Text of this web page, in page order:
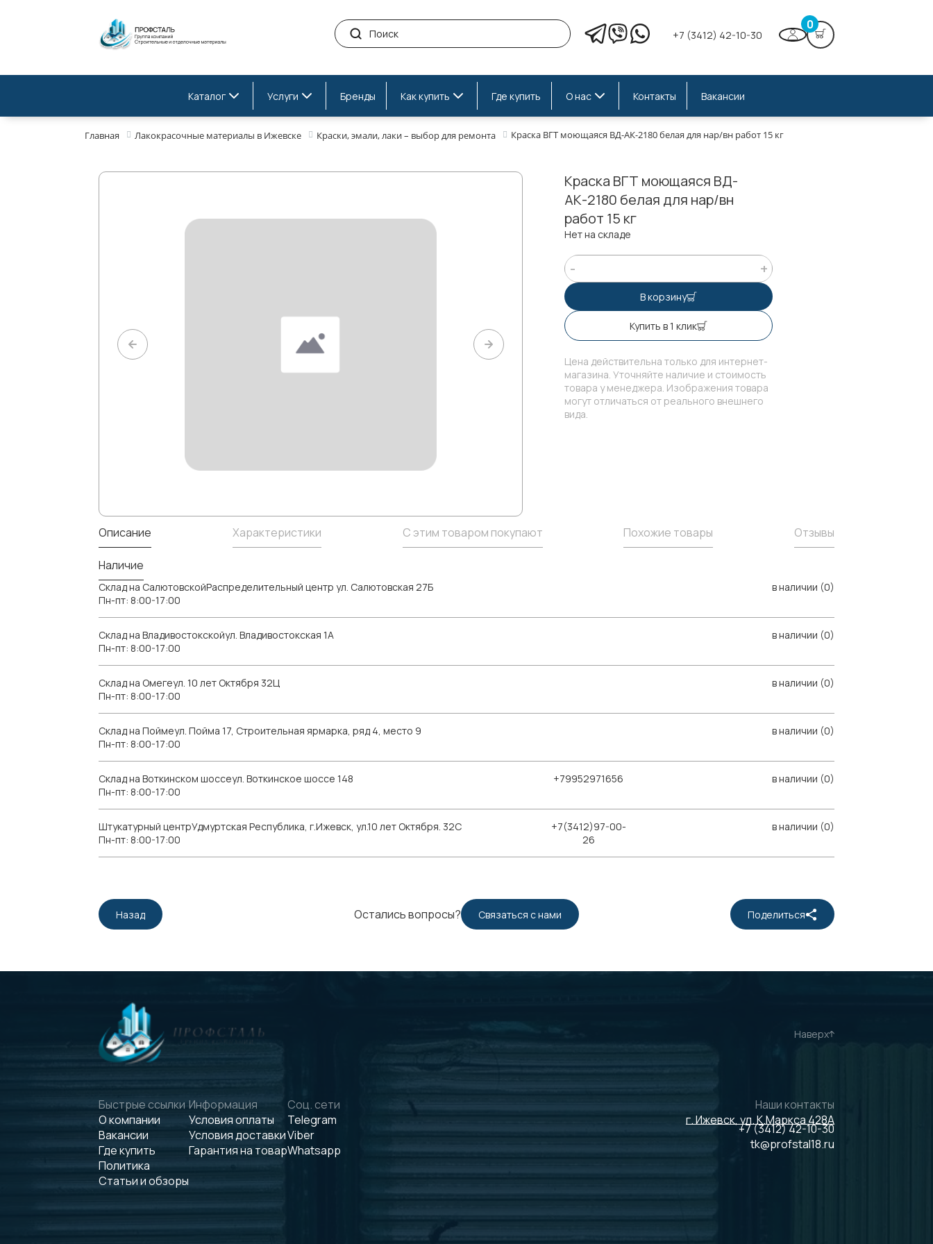
+7 (3412) 42-10-30
0
Каталог Услуги Бренды Как купить Где купить О нас Контакты Вакансии
Главная Лакокрасочные материалы в Ижевске Краски, эмали, лаки – выбор для ремонта Краска ВГТ моющаяся ВД-АК-2180 белая для нар/вн работ 15 кг
Краска ВГТ моющаяся ВД-
АК-2180 белая для нар/вн
работ 15 кг
Нет на складе
В корзину
Купить в 1 клик
Цена действительна только для интернет-
магазина. Уточняйте наличие и стоимость
товара у менеджера. Изображения товара
могут отличаться от реального внешнего
вида.
Описание Характеристики С этим товаром покупают Похожие товары Отзывы
Наличие
Склад на СалютовскойРаспределительный центр ул. Салютовская 27Б
Пн-пт: 8:00-17:00
в наличии (0)
Склад на Владивостокскойул. Владивостокская 1А
Пн-пт: 8:00-17:00
в наличии (0)
Склад на Омегеул. 10 лет Октября 32Ц
Пн-пт: 8:00-17:00
в наличии (0)
Склад на Поймеул. Пойма 17, Строительная ярмарка, ряд 4, место 9
Пн-пт: 8:00-17:00
в наличии (0)
Склад на Воткинском шоссеул. Воткинское шоссе 148
Пн-пт: 8:00-17:00
+79952971656 в наличии (0)
Штукатурный центрУдмуртская Республика, г.Ижевск, ул.10 лет Октября. 32С
Пн-пт: 8:00-17:00
+7(3412)97-00-
26
в наличии (0)
Остались вопросы? Связаться с нами
Назад Поделиться
Наверх
Быстрые ссылки
О компании
Вакансии
Где купить
Политика
Статьи и обзоры
Информация
Условия оплаты
Условия доставки
Гарантия на товар
Соц. сети
Telegram
Viber
Whatsapp
Наши контакты
г. Ижевск, ул. К.Маркса 428А
+7 (3412) 42-10-30
tk@profstal18.ru